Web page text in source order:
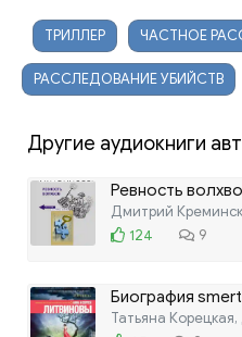
ТРИЛЛЕР ЧАСТНОЕ
РАССЛЕДОВАНИЕ УБИЙСТВ
Другие аудиокниги
Ревность
Дмитрий
124
9
Биография
Татьяна